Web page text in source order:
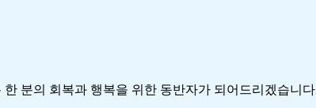
분의 회복과 행복을 위한 동반자가 되어드리겠습니